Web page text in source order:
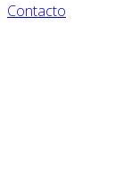
Contacto